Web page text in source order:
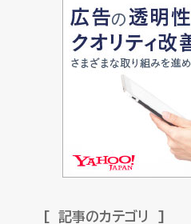
記事のカテゴリ